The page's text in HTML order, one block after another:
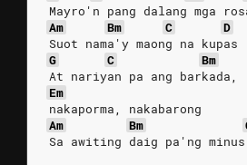
Mayro'n pang dalang mga
Am
Bm C
D
Suot nama'y maong na kupas
G
C
Bm
At nariyan pa ang barkada,
Em
nakaporma, nakabarong
Am
Bm
Sa awiting daig pa'ng